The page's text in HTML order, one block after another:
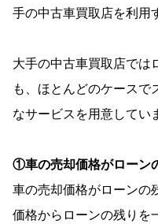
手の中古車買取店を利用
大手の中古車買取店では
も、ほとんどのケースで
なサービスを用意してい
①車の売却価格がローン
車の売却価格がローンの
価格からローンの残りを